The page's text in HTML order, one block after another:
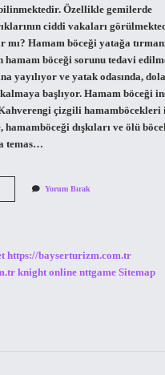
bilinmektedir. Özellikle gemilerde
ciddi vakaları
mı? Hamam böceği yatağa
böceği sorunu tedavi
yayılıyor ve yatak odasında,
başlıyor. Hamam böceği
çizgili hamamböcekleri
hamamböceği dışkıları ve ölü
temas…
Yorum Bırak
https://bayserturizm.com.tr
knight online nttgame Sitemap